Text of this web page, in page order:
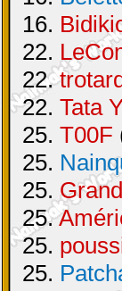
16.
22.
22.
22. Tata
25. T00F
25.
25.
25.
25.
25.